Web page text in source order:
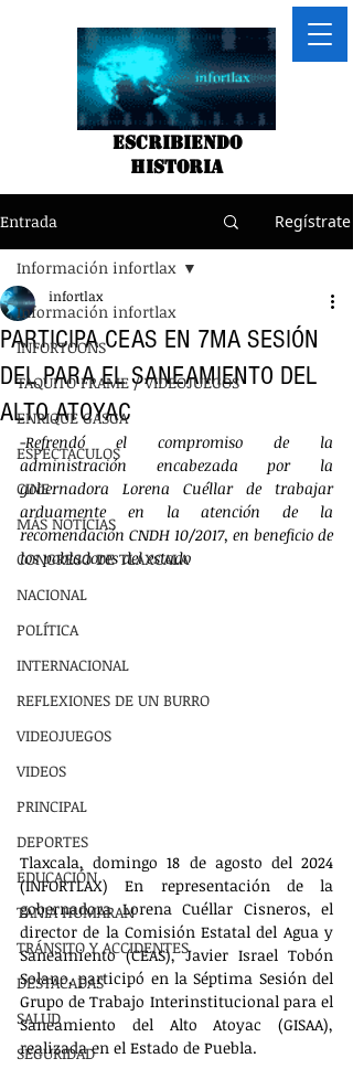
Escribiendo
historia
Entrada Regístrate
Información infortlax
INFORTOONS
TAQUITO FRAME / VIDEOJUEGOS
ENRIQUE GASGA
ESPECTACULOS
CINE
MÁS NOTÍCIAS
CONGRESO DE TLAXCALA
NACIONAL
POLÍTICA
INTERNACIONAL
REFLEXIONES DE UN BURRO
VIDEOJUEGOS
VIDEOS
PRINCIPAL
DEPORTES
EDUCACIÓN
TANIA HUMARAN
TRÁNSITO Y ACCIDENTES
DESTACADAS
SALUD
SEGURIDAD
Información infortlax
PARTICIPA CEAS EN 7MA SESIÓN
DEL PARA EL SANEAMIENTO DEL
ALTO ATOYAC
infortlax
-Refrendó el compromiso de la
administración encabezada por la
gobernadora Lorena Cuéllar de trabajar
arduamente en la atención de la
recomendación CNDH 10/2017, en beneficio de
los pobladores del estado
Tlaxcala, domingo 18 de agosto del 2024
(INFORTLAX) En representación de la
gobernadora Lorena Cuéllar Cisneros, el
director de la Comisión Estatal del Agua y
Saneamiento (CEAS), Javier Israel Tobón
Solano, participó en la Séptima Sesión del
Grupo de Trabajo Interinstitucional para el
Saneamiento del Alto Atoyac (GISAA),
realizada en el Estado de Puebla.